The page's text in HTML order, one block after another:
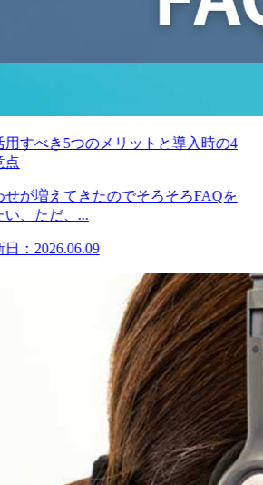
用すべき5つのメリットと導入時の4
点
せが増えてきたのでそろそろFAQを
い、ただ、...
：2026.06.09